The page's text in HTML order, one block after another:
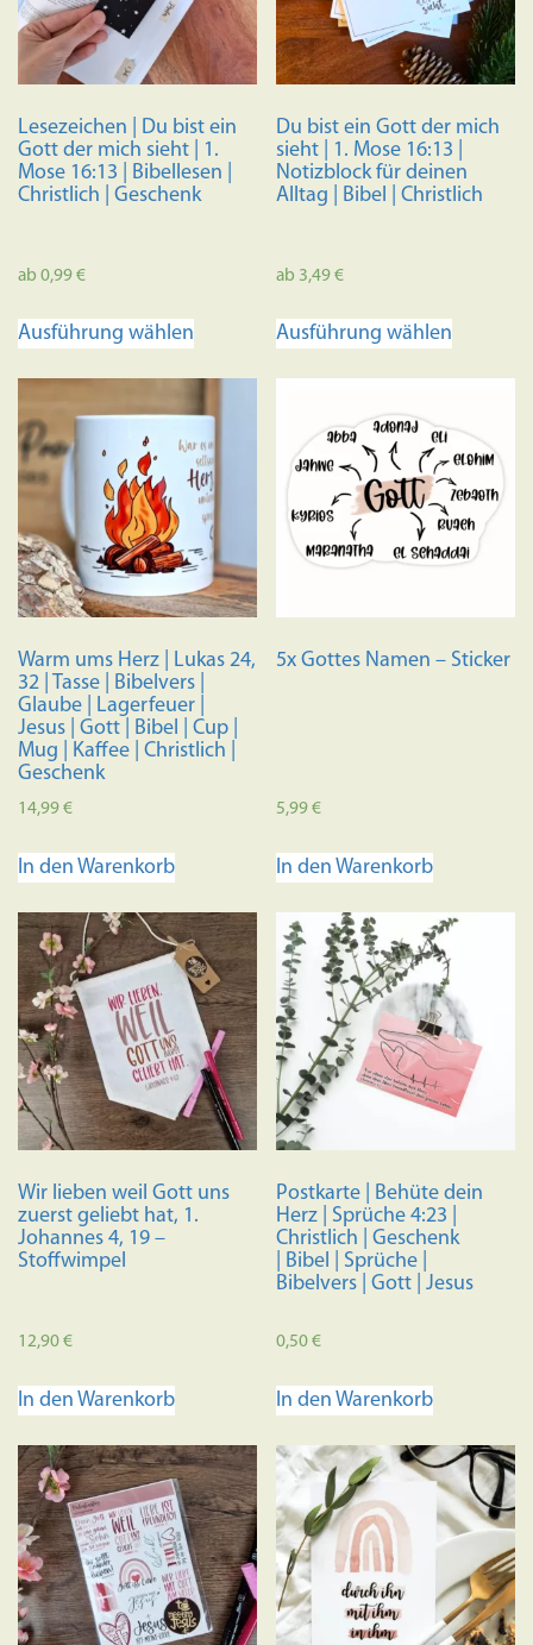
Lesezeichen | Du bist ein
Gott der mich sieht | 1.
Mose 16:13 | Bibellesen |
Christlich | Geschenk
ab 0,99€
Ausführung wählen
auf.
Die
Optionen
können
auf
der
gewählt
werden
Du bist ein Gott der mich
sieht | 1. Mose 16:13 |
Notizblock für deinen
Alltag | Bibel | Christlich
ab 3,49€
Ausführung wählen
auf.
Die
können
gewählt
Warm ums Herz | Lukas 24,
32 | Tasse | Bibelvers |
Glaube | Lagerfeuer |
Jesus | Gott | Bibel | Cup |
Mug | Kaffee | Christlich |
Geschenk
14,99€
In den Warenkorb
5x Gottes Namen – Sticker
5,99€
In den Warenkorb
Wir lieben weil Gott uns
zuerst geliebt hat, 1.
Johannes 4, 19 –
Stoffwimpel
12,90€
In den Warenkorb
Postkarte | Behüte dein
Herz | Sprüche 4:23 |
Christlich | Geschenk
| Bibel | Sprüche |
Bibelvers | Gott | Jesus
0,50€
In den Warenkorb